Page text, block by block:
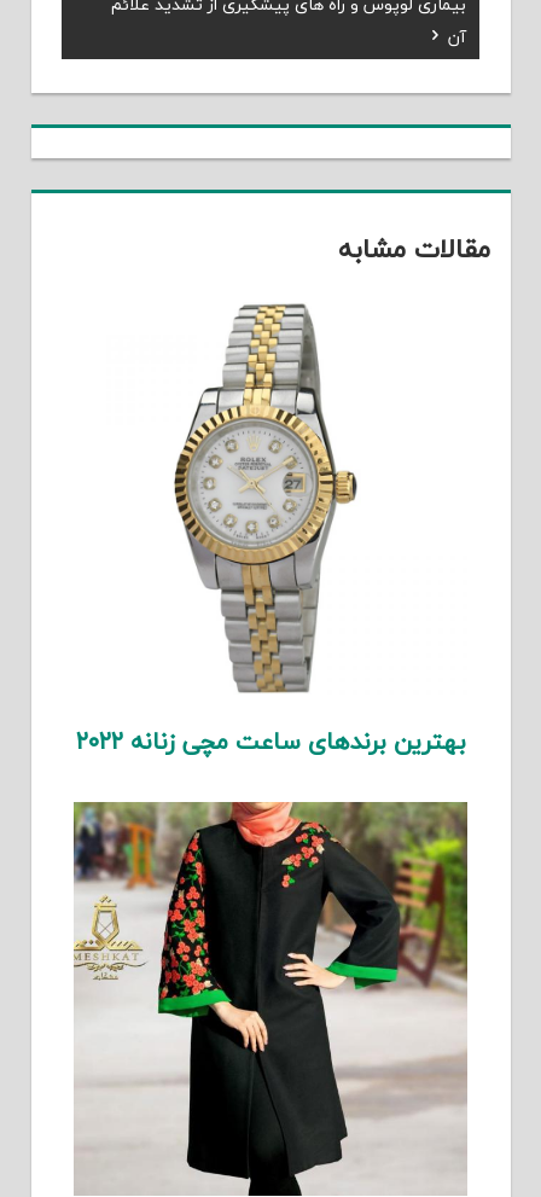
Next
Post:
بیماری لوپوس و راه های پیشگیری از تشدید علائم
آن
مقالات مشابه
بهترین برندهای ساعت مچی زنانه ۲۰۲۲